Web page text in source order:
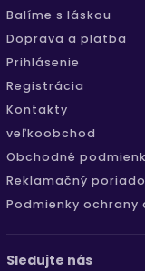
Balíme s láskou
Doprava a platba
Prihlásenie
Registrácia
Kontakty
veľkoobchod
Obchodné
Reklamačný
Podmienky ochrany
Sledujte nás